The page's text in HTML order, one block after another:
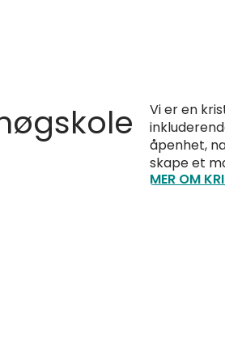
Vi er en
åpenhet,
skape et
MER OM